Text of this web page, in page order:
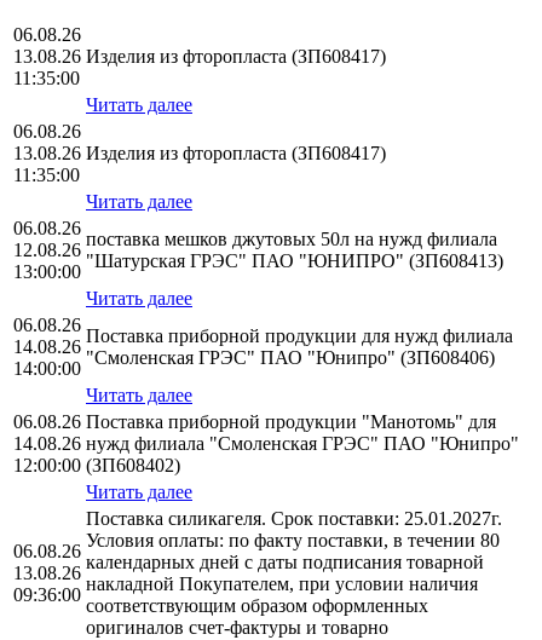
06.08.26
13.08.26
11:35:00
Изделия из фторопласта (ЗП608417)
Читать далее
06.08.26
13.08.26
11:35:00
Изделия из фторопласта (ЗП608417)
Читать далее
06.08.26
12.08.26
13:00:00
поставка мешков джутовых 50л на нужд филиала
"Шатурская ГРЭС" ПАО "ЮНИПРО" (ЗП608413)
Читать далее
06.08.26
14.08.26
14:00:00
Поставка приборной продукции для нужд филиала
"Смоленская ГРЭС" ПАО "Юнипро" (ЗП608406)
Читать далее
06.08.26
14.08.26
12:00:00
Поставка приборной продукции "Манотомь" для
нужд филиала "Смоленская ГРЭС" ПАО "Юнипро"
(ЗП608402)
Читать далее
06.08.26
13.08.26
09:36:00
Поставка силикагеля. Срок поставки: 25.01.2027г.
Условия оплаты: по факту поставки, в течении 80
календарных дней с даты подписания товарной
накладной Покупателем, при условии наличия
соответствующим образом оформленных
оригиналов счет-фактуры и товарно